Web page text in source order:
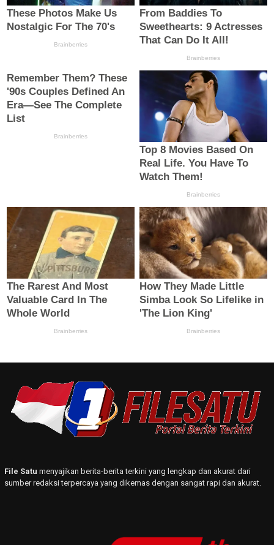
File Satu menyajikan berita-berita terkini yang lengkap dan akurat dari
sumber redaksi terpercaya yang dikemas dengan sangat rapi dan akurat.